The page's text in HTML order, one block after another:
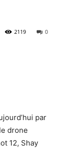
0
2119
par
drone
12, Shay